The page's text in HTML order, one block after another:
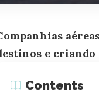
e criando
Contents